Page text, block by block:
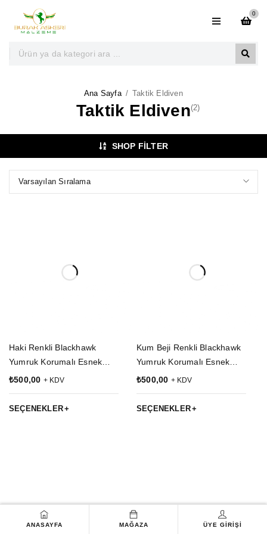
0
Ana Sayfa / Taktik Eldiven
Taktik Eldiven(2)
SHOP FILTER
Varsayılan Sıralama
Haki Renkli Blackhawk
Yumruk Korumalı Esnek
Kesik Parmak Taktik Eldiven
₺500,00 + KDV
SEÇENEKLER
Kum Beji Renkli Blackhawk
Yumruk Korumalı Esnek
Kesik Parmak Taktik Eldiven
₺500,00 + KDV
SEÇENEKLER
ANASAYFA MAĞAZA ÜYE GIRIŞI